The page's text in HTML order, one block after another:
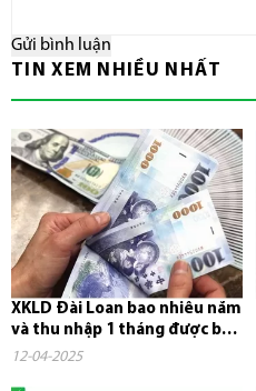
Gửi bình luận
TIN XEM NHIỀU NHẤT
XKLD Đài Loan bao nhiêu năm
và thu nhập 1 tháng được bao
nhiêu tiền?
12-04-2025